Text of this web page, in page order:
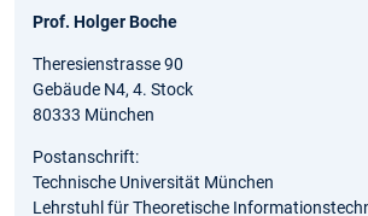
Prof. Holger Boche
Theresienstrasse 90
Gebäude N4, 4. Stock
80333 München
Postanschrift:
Technische Universität München
Lehrstuhl für Theoretische